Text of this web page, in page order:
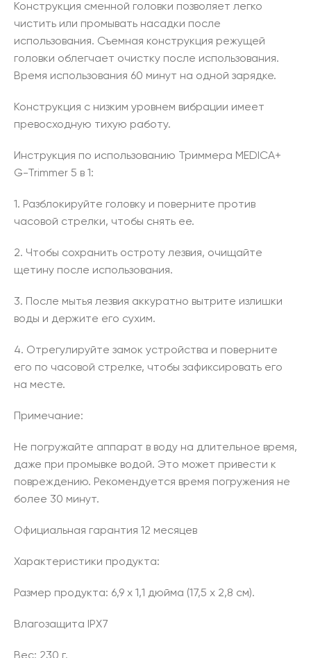
Конструкция сменной головки позволяет легко
чистить или промывать насадки после
использования. Съемная конструкция режущей
головки облегчает очистку после использования.
Время использования 60 минут на одной зарядке.
Конструкция с низким уровнем вибрации имеет
превосходную тихую работу.
Инструкция по использованию Триммера MEDICA+
G-Trimmer 5 в 1:
1. Разблокируйте головку и поверните против
часовой стрелки, чтобы снять ее.
2. Чтобы сохранить остроту лезвия, очищайте
щетину после использования.
3. После мытья лезвия аккуратно вытрите излишки
воды и держите его сухим.
4. Отрегулируйте замок устройства и поверните
его по часовой стрелке, чтобы зафиксировать его
на месте.
Примечание:
Не погружайте аппарат в воду на длительное время,
даже при промывке водой. Это может привести к
повреждению. Рекомендуется время погружения не
более 30 минут.
Официальная гарантия 12 месяцев
Характеристики продукта:
Размер продукта: 6,9 х 1,1 дюйма (17,5 х 2,8 см).
Влагозащита IPX7
Вес: 230 г.